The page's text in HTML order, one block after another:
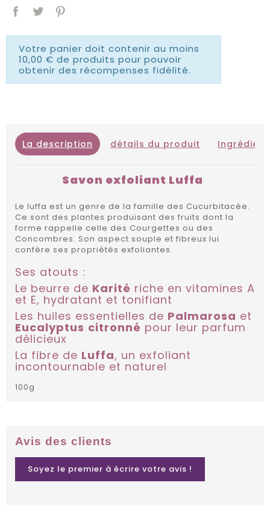
Votre panier doit contenir au moins
10,00 € de produits pour pouvoir
obtenir des récompenses fidélité.
La description détails du produit
Savon exfoliant Luffa
Le luffa est un genre de la famille des Cucurbitacée.
Ce sont des plantes produisant des fruits dont la
forme rappelle celle des Courgettes ou des
Concombres. Son aspect souple et fibreux lui
confère ses propriétés exfoliantes.
Ses atouts :
Le beurre de Karité riche en vitamines A
et E, hydratant et tonifiant
Les huiles essentielles de Palmarosa et
Eucalyptus citronné pour leur parfum
délicieux
La fibre de Luffa, un exfoliant
incontournable et naturel
100g
Avis des clients
Soyez le premier à écrire votre avis !